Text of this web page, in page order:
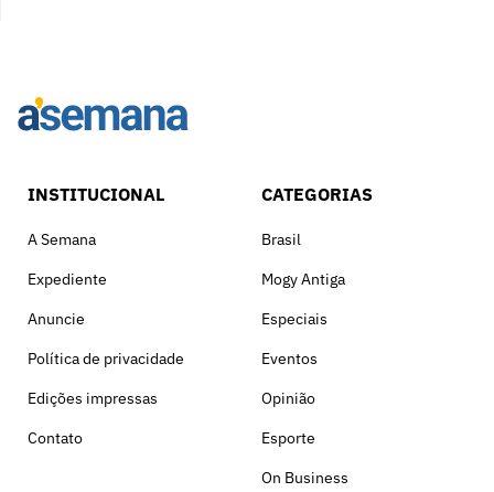
INSTITUCIONAL
A Semana
Expediente
Anuncie
Política de privacidade
Edições impressas
Contato
CATEGORIAS
Brasil
Mogy Antiga
Especiais
Eventos
Opinião
Esporte
On Business